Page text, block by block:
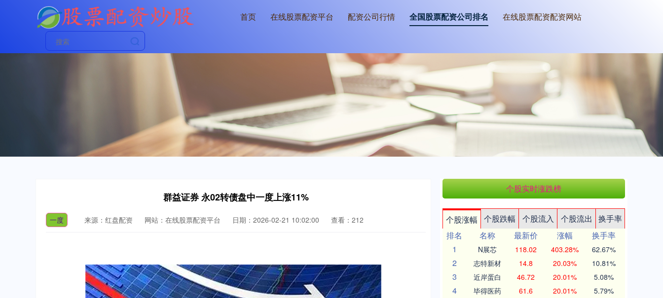
首页 在线股票配资平台 配资公司行情 全国股票配资公司排名 在线股票配资配资网站
群益证券 永02转债盘中一度上涨11%
一度 来源：红盘配资 网站：在线股票配资平台 日期：2026-02-21 10:02:00 查看：212
个股实时涨跌榜
个股涨幅 个股跌幅 个股流入 个股流出
换手率
排名
名称 最新价 涨幅
换手率
1
N展芯 118.02 403.28% 62.67%
2 志特新材 14.8 20.03% 10.81%
3 近岸蛋白 46.72 20.01% 5.08%
4 毕得医药 61.6 20.01% 5.79%